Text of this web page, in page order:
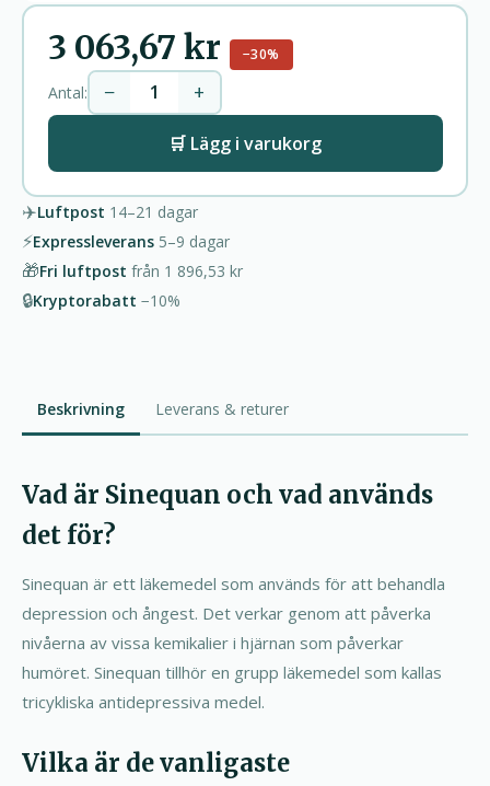
3 063,67 kr −30%
Antal: − +
🛒 Lägg i varukorg
✈️Luftpost 14–21 dagar
⚡Expressleverans 5–9 dagar
🎁Fri luftpost från 1 896,53 kr
🔒Kryptorabatt −10%
Beskrivning Leverans & returer
Vad är Sinequan och vad används
det för?
Sinequan är ett läkemedel som används för att behandla
depression och ångest. Det verkar genom att påverka
nivåerna av vissa kemikalier i hjärnan som påverkar
humöret. Sinequan tillhör en grupp läkemedel som kallas
tricykliska antidepressiva medel.
Vilka är de vanligaste